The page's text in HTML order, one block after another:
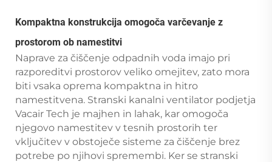
Kompaktna konstrukcija omogoča varčevanje z
prostorom ob namestitvi
Naprave za čiščenje odpadnih voda imajo pri
razporeditvi prostorov veliko omejitev, zato mora
biti vsaka oprema kompaktna in hitro
namestitvena. Stranski kanalni ventilator podjetja
Vacair Tech je majhen in lahak, kar omogoča
njegovo namestitev v tesnih prostorih ter
vključitev v obstoječe sisteme za čiščenje brez
potrebe po njihovi spremembi. Ker se stranski